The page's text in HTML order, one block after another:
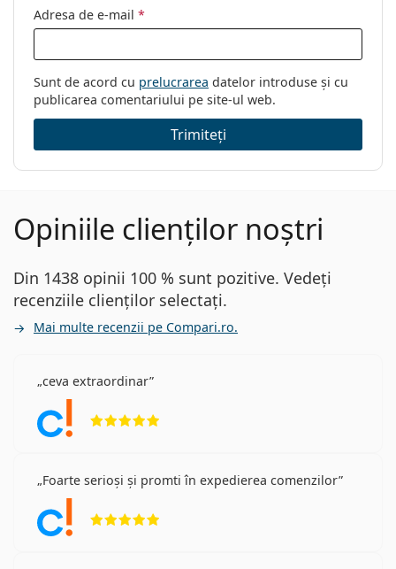
Adresa de e-mail *
Sunt de acord cu prelucrarea datelor introduse și cu
publicarea comentariului pe site-ul web.
Trimiteți
Opiniile clienților noștri
Din 1438 opinii 100 % sunt pozitive. Vedeți
recenziile clienților selectați.
Mai multe recenzii pe Compari.ro.
ceva extraordinar
Foarte serioși și promti în expedierea comenzilor